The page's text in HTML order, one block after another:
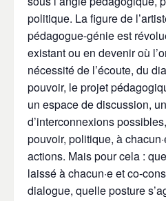
politique. La figure de
pédagogue-génie est
existant ou en devenir où
nécessité de l’écoute, du
pouvoir, le projet
un espace de discussion,
d’interconnexions
pouvoir, politique, à
actions. Mais pour cela :
laissé à chacun·e et co-
dialogue, quelle posture